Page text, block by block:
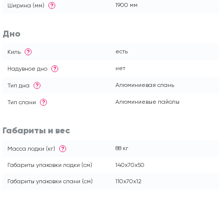
Ширина (мм) ? 1900 мм
Дно
Киль ? есть
Надувное дно ? нет
Тип дна ? Алюминиевая слань
Тип слани ? Алюминиевые пайолы
Габариты и вес
Масса лодки (кг) ? 88 кг
Габариты упаковки лодки (см) 140x70x50
Габариты упаковки слани (см) 110x70x12